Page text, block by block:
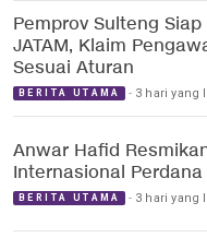
Pemprov Sulteng
JATAM, Klaim
Sesuai Aturan
BERITA UTAMA 3 hari yang
Anwar Hafid
Internasional Perdana
BERITA UTAMA 3 hari yang